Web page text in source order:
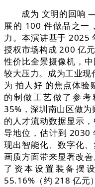
成为 文明的回响
展的 100 件做品之一
力。本演讲基于 2025
授权市场构成 200 亿
性价比全景摄像机，
较大压力。成为工业
为 拍人好 的焦点体验
的制做工艺做了参
35%，深圳南山区做
的人才流动数据显示
导地位，估计到 2030
现出智能化、数字化
画质方面带来显著改
了资本设置装备摆
55.16%（约 218 亿元